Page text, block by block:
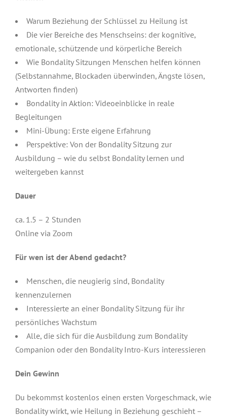
Warum Beziehung der Schlüssel zu Heilung ist
Die vier Bereiche des Menschseins: der kognitive,
emotionale, schützende und körperliche Bereich
Wie Bondality Sitzungen Menschen helfen können
(Selbstannahme, Blockaden überwinden, Ängste lösen,
Antworten finden)
Bondality in Aktion: Videoeinblicke in reale
Begleitungen
Mini-Übung: Erste eigene Erfahrung
Perspektive: Von der Bondality Sitzung zur
Ausbildung – wie du selbst Bondality lernen und
weitergeben kannst
Dauer
ca. 1.5 – 2 Stunden
Online via Zoom
Für wen ist der Abend gedacht?
Menschen, die neugierig sind, Bondality
kennenzulernen
Interessierte an einer Bondality Sitzung für ihr
persönliches Wachstum
Alle, die sich für die Ausbildung zum Bondality
Companion oder den Bondality Intro-Kurs interessieren
Dein Gewinn
Du bekommst kostenlos einen ersten Vorgeschmack, wie
Bondality wirkt, wie Heilung in Beziehung geschieht –